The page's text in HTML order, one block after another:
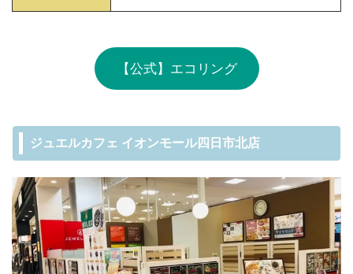
【公式】エコリング
ジュエルカフェ イオンモール四日市北店